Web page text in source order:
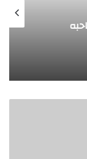
طفل مصري